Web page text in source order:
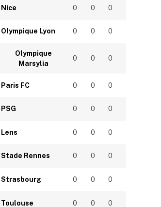
Nice 0 0 0
Olympique Lyon 0 0 0
Olympique
Marsylia
0 0 0
Paris FC 0 0 0
PSG 0 0 0
Lens 0 0 0
Stade Rennes 0 0 0
Strasbourg 0 0 0
Toulouse 0 0 0